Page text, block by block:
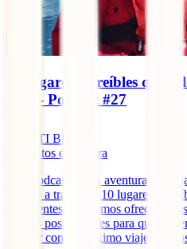
10 lugares increíbles que
Sele – Podcast #27
IATI Blog
minutos de lectura
Este podcast de La aventura de
mundo a través de 10 lugares
continentes. Queremos ofrecer
nuevas posibilidades para que las
a soñar con tu próximo viaje.